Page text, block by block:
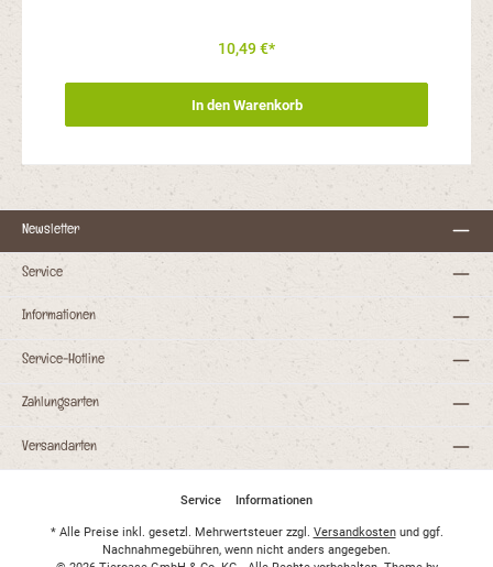
Gebrauchsanweisung: Einfach gegen die Wuchsrichtung des
Haares in das Fell sprühen und anschließend mit einem Handtuch
10,49 €*
In den Warenkorb
Newsletter
Service
Informationen
Service-Hotline
Zahlungsarten
Versandarten
Service Informationen
* Alle Preise inkl. gesetzl. Mehrwertsteuer zzgl. Versandkostenund ggf.
Nachnahmegebühren, wenn nicht anders angegeben.